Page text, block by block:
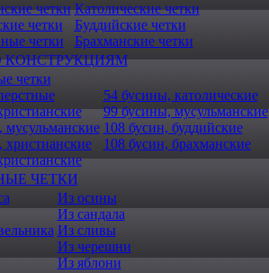
четки
четки
четки
Католические четки
Буддийские четки
Брахманские четки
КОНСТРУКЦИЯМ
четки
мусульманские
христианские
54 бусины, католические
99 бусины, мусульманские
108 бусин, буддийские
108 бусин, брахманские
ЧЕТКИ
Из осины
Из сандала
Из сливы
Из черешни
Из яблони